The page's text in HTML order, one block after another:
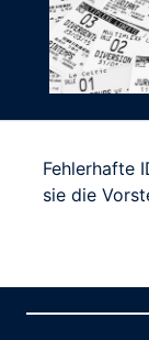
Fehlerhafte
sie die